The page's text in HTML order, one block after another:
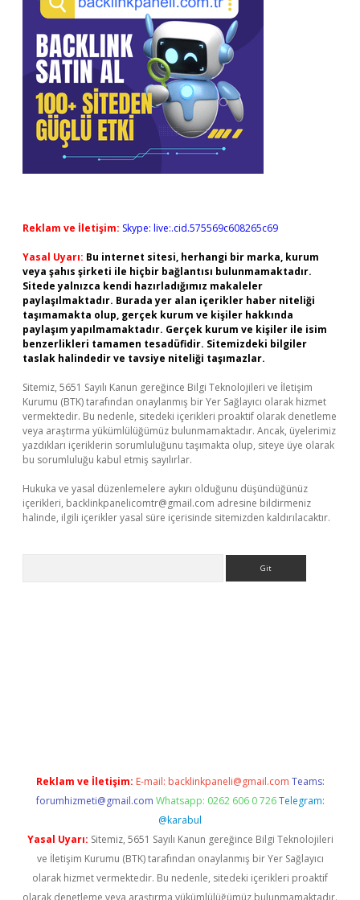
Reklam ve İletişim: Skype: live:.cid.575569c608265c69
Yasal Uyarı: Bu internet sitesi, herhangi bir marka, kurum
veya şahıs şirketi ile hiçbir bağlantısı bulunmamaktadır.
Sitede yalnızca kendi hazırladığımız makaleler
paylaşılmaktadır. Burada yer alan içerikler haber niteliği
taşımamakta olup, gerçek kurum ve kişiler hakkında
paylaşım yapılmamaktadır. Gerçek kurum ve kişiler ile isim
benzerlikleri tamamen tesadüfidir. Sitemizdeki bilgiler
taslak halindedir ve tavsiye niteliği taşımazlar.
Sitemiz, 5651 Sayılı Kanun gereğince Bilgi Teknolojileri ve İletişim
Kurumu (BTK) tarafından onaylanmış bir Yer Sağlayıcı olarak hizmet
vermektedir. Bu nedenle, sitedeki içerikleri proaktif olarak denetleme
veya araştırma yükümlülüğümüz bulunmamaktadır. Ancak, üyelerimiz
yazdıkları içeriklerin sorumluluğunu taşımakta olup, siteye üye olarak
bu sorumluluğu kabul etmiş sayılırlar.
Hukuka ve yasal düzenlemelere aykırı olduğunu düşündüğünüz
içerikleri, backlinkpanelicomtr@gmail.com adresine bildirmeniz
halinde, ilgili içerikler yasal süre içerisinde sitemizden kaldırılacaktır.
Reklam ve İletişim: E-mail: backlinkpaneli@gmail.com Teams:
forumhizmeti@gmail.com Whatsapp: 0262 606 0 726 Telegram:
@karabul
Yasal Uyarı: Sitemiz, 5651 Sayılı Kanun gereğince Bilgi Teknolojileri
ve İletişim Kurumu (BTK) tarafından onaylanmış bir Yer Sağlayıcı
olarak hizmet vermektedir. Bu nedenle, sitedeki içerikleri proaktif
olarak denetleme veya araştırma yükümlülüğümüz bulunmamaktadır.